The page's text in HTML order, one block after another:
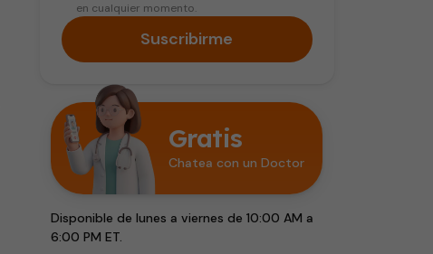
en cualquier momento.
Suscribirme
Gratis
Chatea con un Doctor
Disponible de lunes a viernes de 10:00 AM a
6:00 PM ET.